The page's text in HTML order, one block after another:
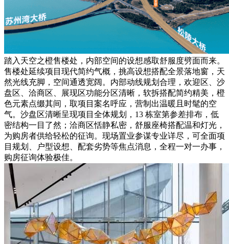
踏入天空之橙售楼处，内部空间的设想感取舒服度劈面而来。
售楼处延续项目现代简约气概，挑高设想搭配全景落地窗，天
然光线充脚，空间通透宽阔。内部动线规划合理，欢迎区、沙
盘区、洽商区、展现区功能分区清晰，软拆搭配简约精美，橙
色元素点缀其间，取项目案名呼应，营制出温暖且时髦的空
气。沙盘区清晰呈现项目全体规划，13 栋室第参差排布，低
密结构一目了然；洽商区恬静私密，舒服座椅搭配温和灯光，
为购房者供给轻松的征询。现场置业参谋专业详尽，可全面项
目规划、户型设想、配套劣势等焦点消息，全程一对一办事，
购房征询体验极佳。